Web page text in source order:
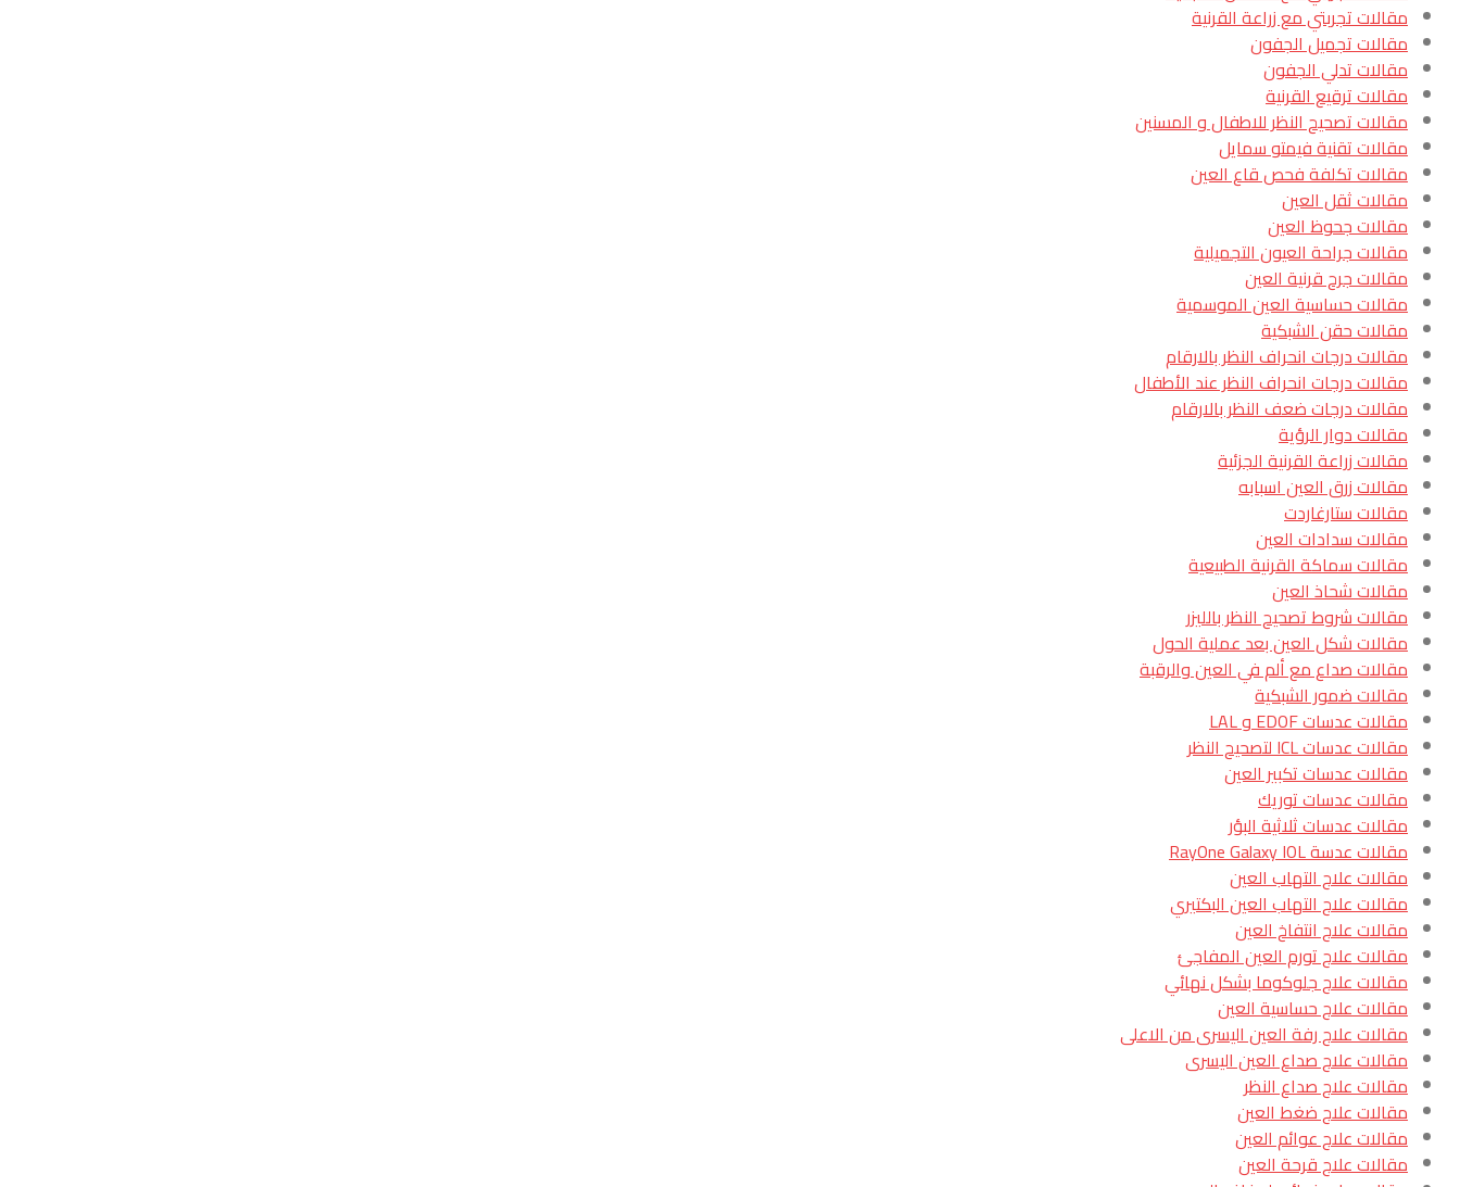
مقالات تجربتي مع زراعة القرنية
مقالات تجميل الجفون
مقالات تدلي الجفون
مقالات ترقيع القرنية
مقالات تصحيح النظر للاطفال و المسنين
مقالات تقنية فيمتو سمايل
مقالات تكلفة فحص قاع العين
مقالات ثقل العين
مقالات جحوظ العين
مقالات جراحة العيون التجميلية
مقالات جرح قرنية العين
مقالات حساسية العين الموسمية
مقالات حقن الشبكية
مقالات درجات انحراف النظر بالارقام
مقالات درجات انحراف النظر عند الأطفال
مقالات درجات ضعف النظر بالارقام
مقالات دوار الرؤية
مقالات زراعة القرنية الجزئية
مقالات زرق العين اسبابه
مقالات ستارغاردت
مقالات سدادات العين
مقالات سماكة القرنية الطبيعية
مقالات شحاذ العين
مقالات شروط تصحيح النظر بالليزر
مقالات شكل العين بعد عملية الحول
مقالات صداع مع ألم في العين والرقبة
مقالات ضمور الشبكية
مقالات عدسات EDOF و LAL
مقالات عدسات ICL لتصحيح النظر
مقالات عدسات تكبير العين
مقالات عدسات توريك
مقالات عدسات ثلاثية البؤر
مقالات عدسة RayOne Galaxy IOL
مقالات علاج التهاب العين
مقالات علاج التهاب العين البكتيري
مقالات علاج انتفاخ العين
مقالات علاج تورم العين المفاجئ
مقالات علاج جلوكوما بشكل نهائي
مقالات علاج حساسية العين
مقالات علاج رفة العين اليسرى من الاعلى
مقالات علاج صداع العين اليسرى
مقالات علاج صداع النظر
مقالات علاج ضغط العين
مقالات علاج عوائم العين
مقالات علاج قرحة العين